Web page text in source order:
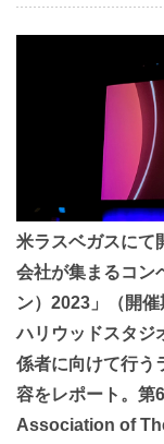
米ラスベガスにて
会社が集まるコン
ン）2023」（開
ハリウッドスタジ
係者に向けて行う
容をレポート。第
Association of